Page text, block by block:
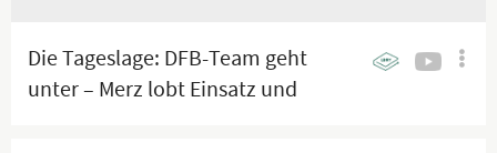
Die Tageslage: DFB-Team geht
unter – Merz lobt Einsatz und